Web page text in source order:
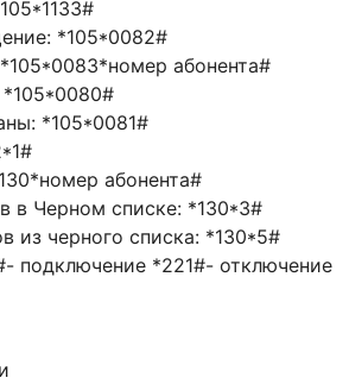
*105*0082#
абонента#
*105*0081#
абонента#
в Черном списке: *130*3#
из черного списка: *130*5#
подключение *221#- отключение